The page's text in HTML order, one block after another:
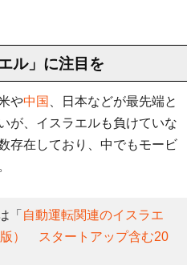
ル」に注目を
や中国
、日本などが最先端と
が、イスラエルも負けていな
存在しており、中でもモービ
「 自動運転関連のイスラエ
） スタートアップ含む20